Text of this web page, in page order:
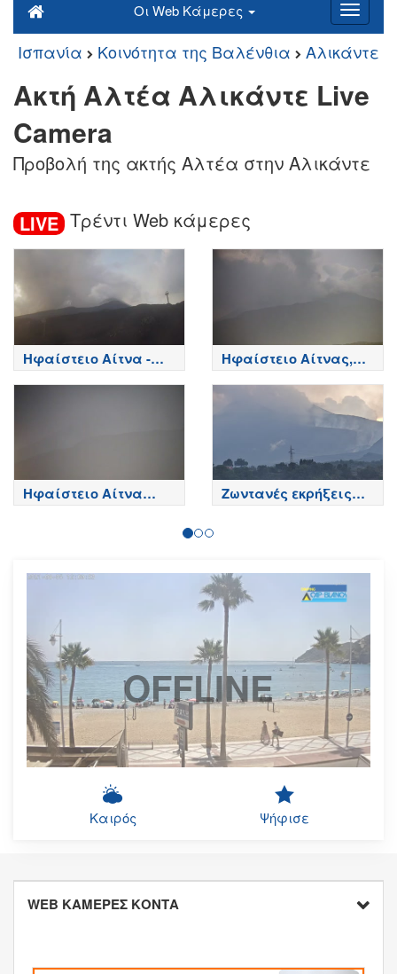
Οι Web Κάμερες
Ισπανία Κοινότητα της Βαλένθια Αλικάντε
Ακτή Αλτέα Αλικάντε Live
Camera
Προβολή της ακτής Αλτέα στην Αλικάντε
LIVE Τρέντι Web κάμερες
Ηφαίστειο Αίτνα -
Κορυφή κρατήρων,
Ηφαίστειο Αίτνας,
Βόρεια πλευρά - Etna
Ηφαίστειο Αίτνα
Τώρα
Ζωντανές εκρήξεις
της Αίτνας
OFFLINE
Καιρός Ψήφισε
WEB ΚΑΜΕΡΕΣ ΚΟΝΤΑ